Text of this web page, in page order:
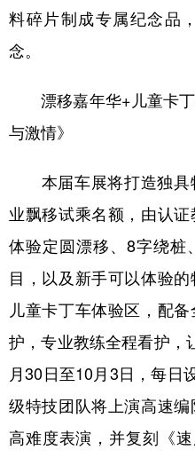
料碎片制成专属纪念品
念。
漂移嘉年华+儿童卡丁
与激情》
本届车展将打造独具
业飘移试乘名额，由认证
体验定圆漂移、8字绕桩
目，以及新手可以体验
儿童卡丁车体验区，配
护，专业教练全程看护，
月30日至10月3日，每日
级特技团队将上演高速
高难度表演，并复刻《